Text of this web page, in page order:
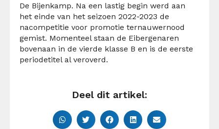
De Bijenkamp. Na een lastig begin werd aan
het einde van het seizoen 2022-2023 de
nacompetitie voor promotie ternauwernood
gemist. Momenteel staan de Eibergenaren
bovenaan in de vierde klasse B en is de eerste
periodetitel al veroverd.
Deel dit artikel: